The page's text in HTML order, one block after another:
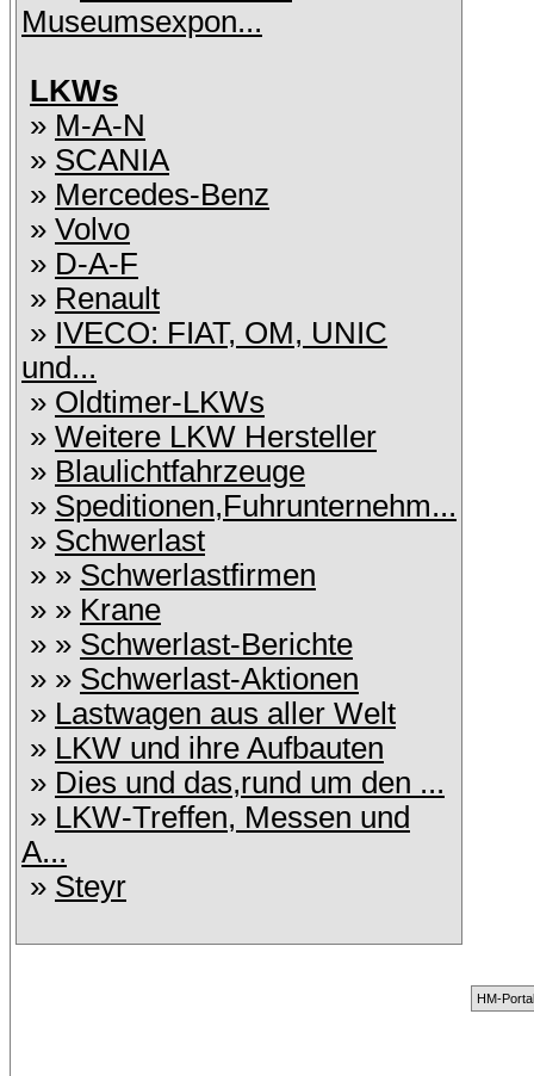
Museumsexpon...
LKWs
» M-A-N
» SCANIA
» Mercedes-Benz
» Volvo
» D-A-F
» Renault
» IVECO: FIAT, OM, UNIC
und...
» Oldtimer-LKWs
» Weitere LKW Hersteller
» Blaulichtfahrzeuge
» Speditionen,Fuhrunternehm...
» Schwerlast
» » Schwerlastfirmen
» » Krane
» » Schwerlast-Berichte
» » Schwerlast-Aktionen
» Lastwagen aus aller Welt
» LKW und ihre Aufbauten
» Dies und das,rund um den ...
» LKW-Treffen, Messen und
A...
» Steyr
HM-